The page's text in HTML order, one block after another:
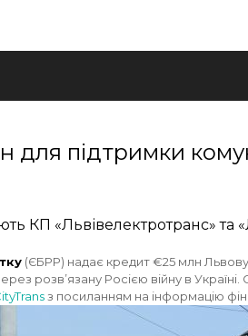
підтримки
КП «Львівелектротранс» та
(ЄБРР) надає кредит €25 млн Львову
розв’язану Росією війну в
з посиланням на інформацію